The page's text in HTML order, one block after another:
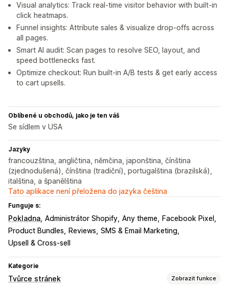
Visual analytics: Track real-time visitor behavior with built-in
click heatmaps.
Funnel insights: Attribute sales & visualize drop-offs across
all pages.
Smart AI audit: Scan pages to resolve SEO, layout, and
speed bottlenecks fast.
Optimize checkout: Run built-in A/B tests & get early access
to cart upsells.
Oblíbené u obchodů, jako je ten váš
Se sídlem v USA
Jazyky
francouzština, angličtina, němčina, japonština, čínština
(zjednodušená), čínština (tradiční), portugalština (brazilská),
italština, a španělština
Tato aplikace není přeložena do jazyka čeština
Funguje s:
Pokladna Administrátor Shopify Any theme
Facebook Pixel
Product Bundles
Reviews SMS & Email Marketing
Upsell & Cross-sell
Kategorie
Tvůrce stránek Zobrazit funkce